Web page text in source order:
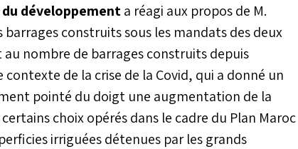
millions de m³,
même
baisse de deux
développementa réagi aux propos de M.
construits sous les mandats des deux
nombre de barrages construits depuis
de la crise de la Covid, qui a donné un
pointé du doigt une augmentation de la
choix opérés dans le cadre du Plan Maroc
irriguées détenues par les grands